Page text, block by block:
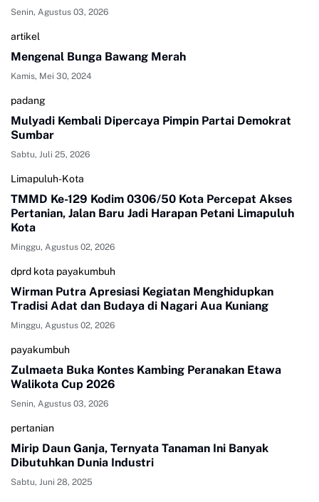
Senin, Agustus 03, 2026
artikel
Mengenal Bunga Bawang Merah
Kamis, Mei 30, 2024
padang
Mulyadi Kembali Dipercaya Pimpin Partai Demokrat
Sumbar
Sabtu, Juli 25, 2026
Limapuluh-Kota
TMMD Ke-129 Kodim 0306/50 Kota Percepat Akses
Pertanian, Jalan Baru Jadi Harapan Petani Limapuluh
Kota
Minggu, Agustus 02, 2026
dprd kota payakumbuh
Wirman Putra Apresiasi Kegiatan Menghidupkan
Tradisi Adat dan Budaya di Nagari Aua Kuniang
Minggu, Agustus 02, 2026
payakumbuh
Zulmaeta Buka Kontes Kambing Peranakan Etawa
Walikota Cup 2026
Senin, Agustus 03, 2026
pertanian
Mirip Daun Ganja, Ternyata Tanaman Ini Banyak
Dibutuhkan Dunia Industri
Sabtu, Juni 28, 2025